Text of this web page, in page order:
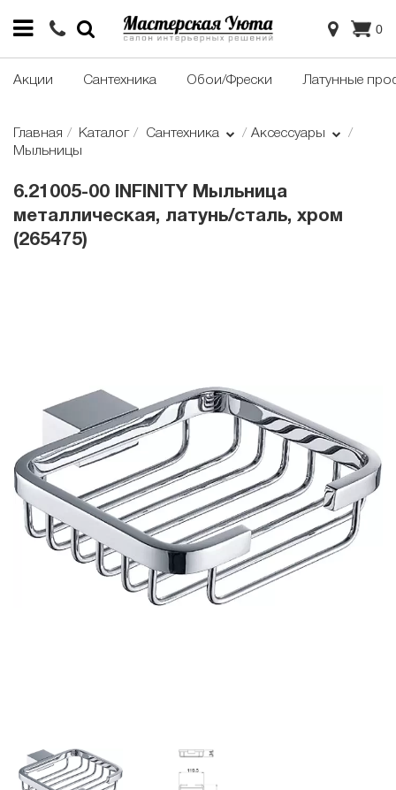
0
Акции Сантехника Обои/Фрески Латунные
Главная Каталог Сантехника
Аксессуары
Мыльницы
6.21005-00 INFINITY Мыльница
металлическая, латунь/сталь, хром
(265475)